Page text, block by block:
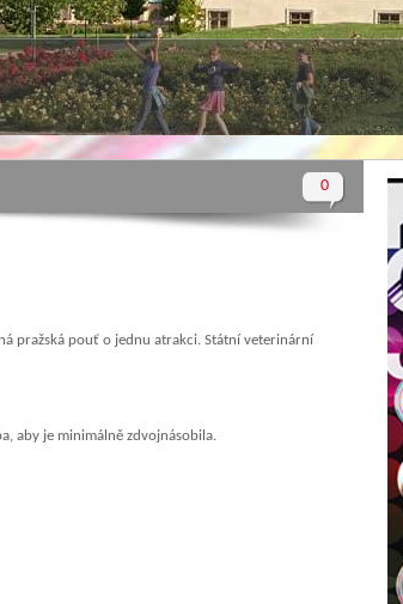
0
pražská pouť o jednu atrakci. Státní veterinární
aby je minimálně zdvojnásobila.